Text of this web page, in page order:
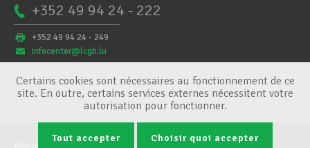
+352 49 94 24 - 222
+352 49 94 24 - 249
infocenter@lcgb.lu
Certains cookies sont nécessaires au fonctionnement de ce
site. En outre, certains services externes nécessitent votre
autorisation pour fonctionner.
Tout accepter Choisir quoi accepter